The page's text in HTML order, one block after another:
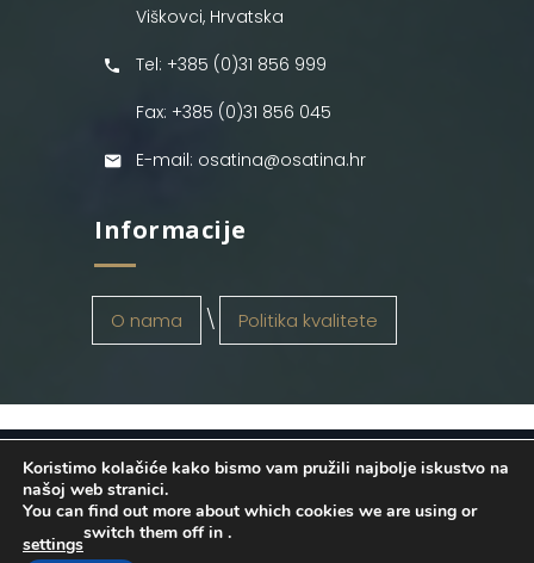
Viškovci, Hrvatska
Tel: +385 (0)31 856 999
Fax: +385 (0)31 856 045
E-mail: osatina@osatina.hr
Informacije
O nama Politika kvalitete
OSATINA GRUPA d.o.o. 2026
. Configured
byINFOS Osijek. Sva prava pridržana.
Koristimo kolačiće kako bismo vam pružili najbolje iskustvo na
našoj web stranici.
You can find out more about which cookies we are using or
switch them off in
settings
.